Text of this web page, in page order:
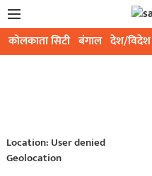
कोलकाता सिटी बंगाल देश/विदेश
Location: User denied
Geolocation